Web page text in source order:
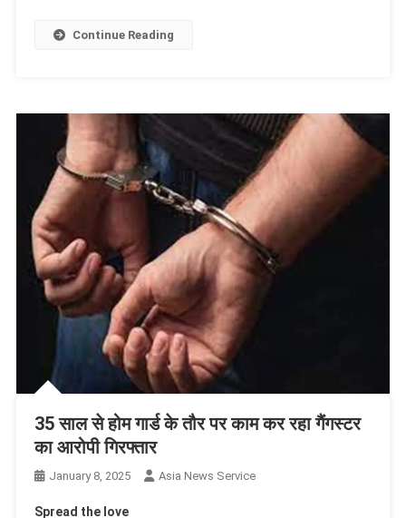
Continue Reading
35 साल से होम गार्ड के तौर पर काम कर रहा गैंगस्टर
का आरोपी गिरफ्तार
January 8, 2025 Asia News Service
Spread the love